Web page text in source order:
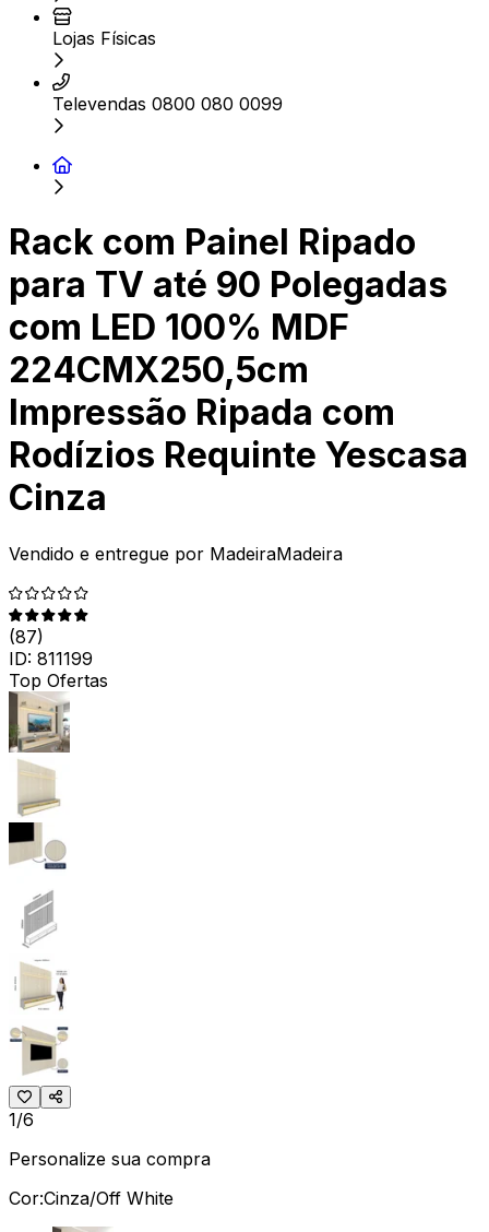
Lojas Físicas
Televendas 0800 080 0099
Rack com Painel Ripado
para TV até 90 Polegadas
com LED 100% MDF
224CMX250,5cm
Impressão Ripada com
Rodízios Requinte Yescasa
Cinza
Vendido e entregue por MadeiraMadeira
(87)
ID: 811199
Top Ofertas
1/6
Personalize sua compra
Cor:Cinza/Off White